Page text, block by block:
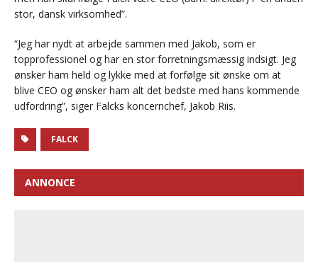
stor, dansk virksomhed”.
“Jeg har nydt at arbejde sammen med Jakob, som er
topprofessionel og har en stor forretningsmæssig indsigt. Jeg
ønsker ham held og lykke med at forfølge sit ønske om at
blive CEO og ønsker ham alt det bedste med hans kommende
udfordring”, siger Falcks koncernchef, Jakob Riis.
FALCK
ANNONCE